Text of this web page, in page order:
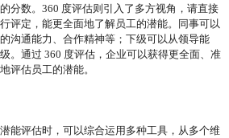
分数。360 度评估则引入了多方视角，请直接
评定，能更全面地了解员工的潜能。同事可以
沟通能力、合作精神等；下级可以从领导能
。通过 360 度评估，企业可以获得更全面、准
评估员工的潜能。
能评估时，可以综合运用多种工具，从多个维